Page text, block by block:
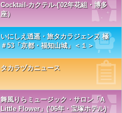
Cocktail-カクテル-('02年花組・博多
座）
いにしえ逍遥・旅タカラジェンヌ 極
＃53「京都・福知山城」＜１＞
タカラヅカニュース
舞風りらミュージック・サロン「A
Little Flower」(’06年・宝塚ホテル)